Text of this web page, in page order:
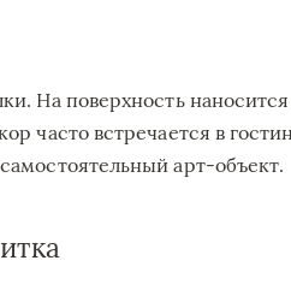
На поверхность
часто встречается в
арт-объект.